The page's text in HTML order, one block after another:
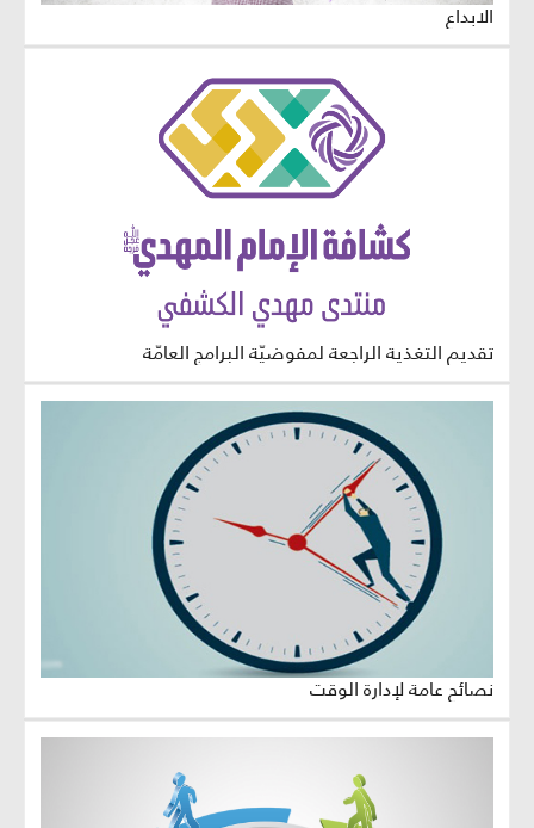
الابداع
تقديم التغذية الراجعة لمفوضيّة البرامج العامّة
نصائح عامة لإدارة الوقت